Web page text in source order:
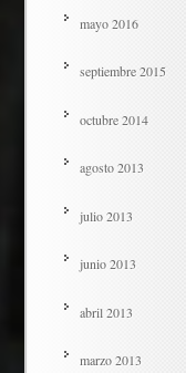
mayo 2016
septiembre 2015
octubre 2014
agosto 2013
julio 2013
junio 2013
abril 2013
marzo 2013